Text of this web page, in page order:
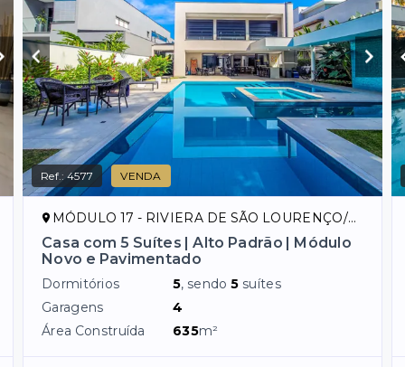
Ref.:4577 VENDA
MÓDULO 17 - RIVIERA DE SÃO LOURENÇO/SP
Casa com 5 Suítes | Alto Padrão | Módulo
Novo e Pavimentado
Dormitórios 5, sendo5 suítes
Garagens
4
Área Construída
635m²